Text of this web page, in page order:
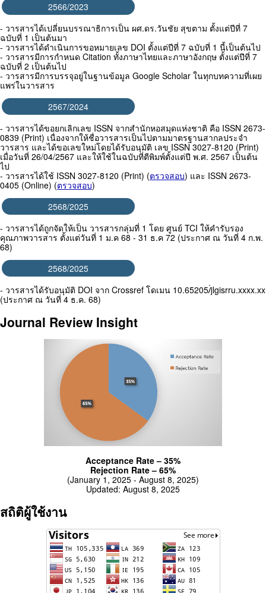
2566/2023
- วารสารได้เปลี่ยนบรรณาธิการเป็น ผศ.ดร.วันชัย สุขตาม ตั้งแต่ปีที่ 7
ฉบับที่ 1 เป็นต้นมา
- วารสารได้ดำเนินการขอหมายเลข DOI ตั้งแต่ปีที่ 7 ฉบับที่ 1 นี้เป็นต้นไป
- วารสารมีการกำหนด Citation ทั้งภาษาไทยและภาษาอังกฤษ ตั้งแต่ปีที่ 7
ฉบับที่ 2 เป็นต้นไป
- วารสารมีการบรรจุอยู่ในฐานข้อมูล Google Scholar ในทุกบทความที่เผย
แพร่ในวารสาร
2567/2024
- วารสารได้ขอยกเลิกเลข ISSN จากสำนักหอสมุดแห่งชาติ คือ ISSN 2673-
0839 (Print) เนื่องจากให้ชื่อวารสารเป็นไปตามมาตรฐานสากลประจำ
วารสาร และได้ขอเลขใหม่โดยได้รับอนุมัติ เลข ISSN 3027-8120 (Print)
เมื่อวันที่ 26/04/2567 และให้ใช้ในฉบับที่ตีพิมพ์ตั้งแต่ปี พ.ศ. 2567 เป็นต้น
ไป
- วารสารได้ใช้ ISSN 3027-8120 (Print) (ตรวจสอบ) และ ISSN 2673-
0405 (Online) (ตรวจสอบ)
2568/2025
- วารสารได้ถูกจัดให้เป็น วารสารกลุ่มที่ 1 โดย ศูนย์ TCI ให้คำรับรอง
คุณภาพวารสาร ตั้งแต่วันที่ 1 ม.ค 68 - 31 ธ.ค 72 (ประกาศ ณ วันที่ 4 ก.พ.
68)
2568/2025
- วารสารได้รับอนุมัติ DOI จาก Crossref โดเมน 10.65205/่jlgisrru.xxxx.xx
(ประกาศ ณ วันที่ 4 ธ.ค. 68)
Journal Review Insight
Acceptance Rate – 35%
Rejection Rate – 65%
(January 1, 2025 - August 8, 2025)
Updated: August 8, 2025
สถิติผู้ใช้งาน